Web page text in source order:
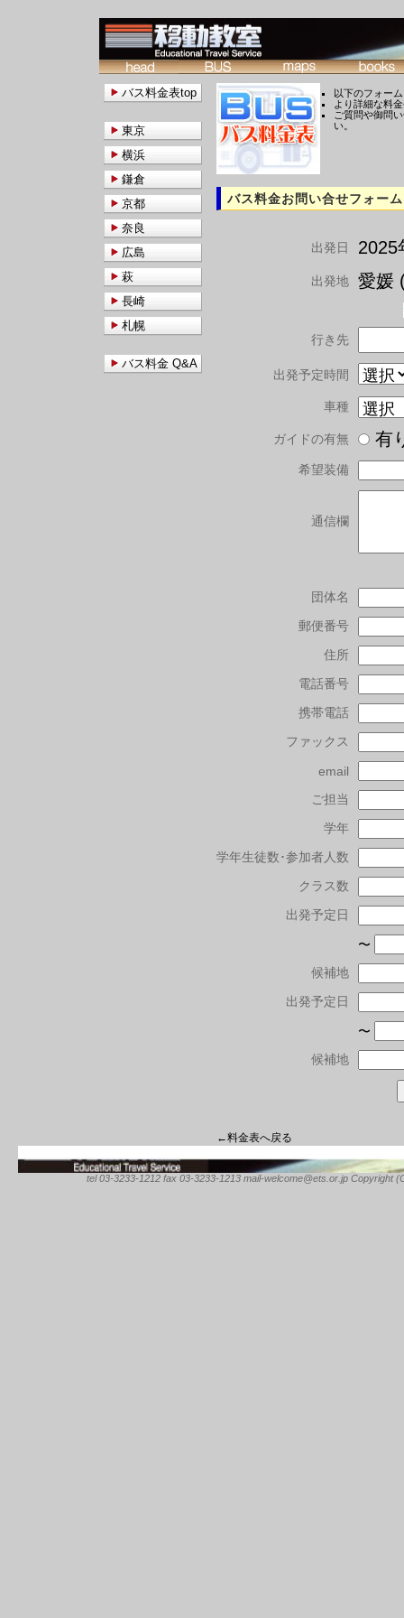
以下のフォー
より詳細な料
ご質問や御問
い。
バス料金お問い合せフォーム
出発日 2025
出発地 愛媛
行き先
出発予定時間
車種
ガイドの有無
希望装備
通信欄
団体名
郵便番号
住所
電話番号
携帯電話
ファックス
email
ご担当
学年
学年生徒数･参加者人数
クラス数
出発予定日
〜
候補地
出発予定日
〜
候補地
←料金表へ戻る
バス料金表top
東京
横浜
鎌倉
京都
奈良
広島
萩
長崎
札幌
バス料金 Q&A
tel 03-3233-1212 fax 03-3233-1213 mail-welcome@ets.or.jp Copyright